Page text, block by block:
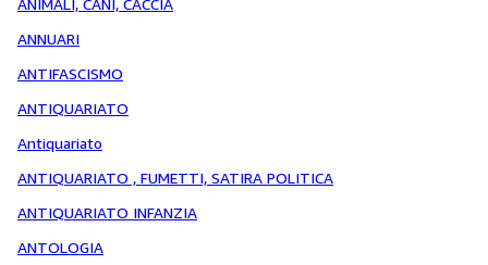
ANIMALI, CANI, CACCIA
ANNUARI
ANTIFASCISMO
ANTIQUARIATO
Antiquariato
ANTIQUARIATO , FUMETTI, SATIRA POLITICA
ANTIQUARIATO INFANZIA
ANTOLOGIA